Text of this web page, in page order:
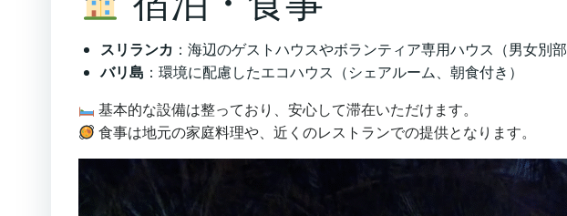
スリランカ ：海辺のゲストハウスやボランティア専用ハウス（男女別部
バリ島 ：環境に配慮したエコハウス（シェアルーム、朝食付き）
基本的な設備は整っており、安心して滞在いただけます。
食事は地元の家庭料理や、近くのレストランでの提供となります。